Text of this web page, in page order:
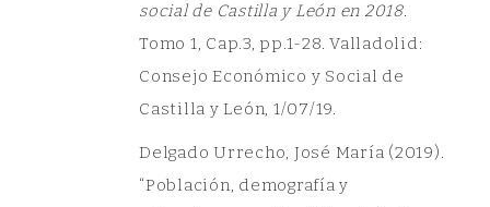
social de Castilla y León en 2018.
Tomo 1, Cap.3, pp.1-28. Valladolid:
Consejo Económico y Social de
Castilla y León, 1/07/19.
Delgado Urrecho, José María (2019).
“Población, demografía y